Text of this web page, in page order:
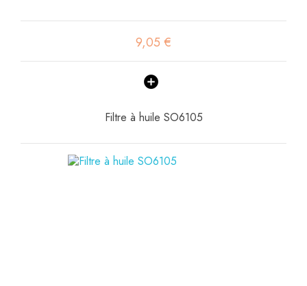
9,05 €
Filtre à huile SO6105